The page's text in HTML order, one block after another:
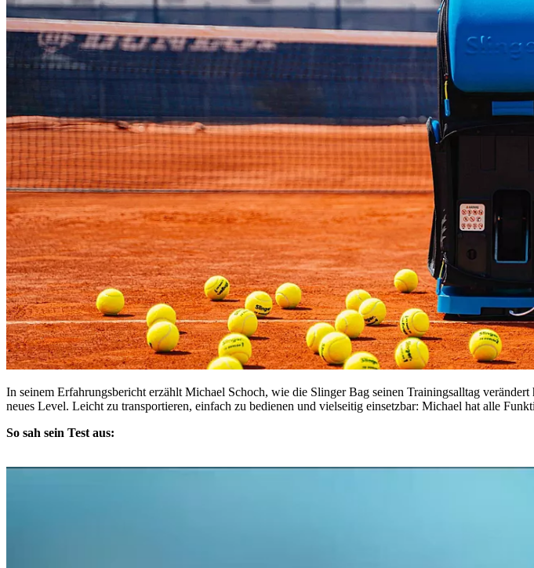
In seinem Erfahrungsbericht erzählt Michael Schoch, wie die Slinger Bag seinen Trainingsalltag
neues Level. Leicht zu transportieren, einfach zu bedienen und vielseitig einsetzbar: Michael hat alle
So sah sein Test aus: